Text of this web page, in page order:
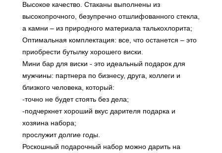
Высокое качество. Стаканы выполнены из
высокопрочного, безупречно отшлифованного стекла,
а камни – из природного материала талькохлорита;
Оптимальная комплектация: все, что останется – это
приобрести бутылку хорошего виски.
Мини бар для виски - это идеальный подарок для
мужчины: партнера по бизнесу, друга, коллеги и
близкого человека, который:
-точно не будет стоять без дела;
-подчеркнет хороший вкус дарителя подарка и
хозяина набора;
прослужит долгие годы.
Роскошный подарочный набор можно дарить на